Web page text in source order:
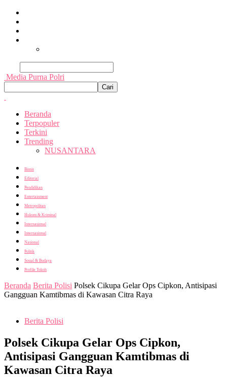
Media Purna Polri
Beranda
Terpopuler
Terkini
Trending
NUSANTARA
Bisnis
Editorial
Pendidikan
Entertainment
Metropolitan
Hukum & Kriminal
Internasional
Internasional
Nasional
Politik
Sosial & Budaya
Profile Tokoh
Beranda Berita Polisi Polsek Cikupa Gelar Ops Cipkon, Antisipasi
Gangguan Kamtibmas di Kawasan Citra Raya
Berita Polisi
Polsek Cikupa Gelar Ops Cipkon,
Antisipasi Gangguan Kamtibmas di
Kawasan Citra Raya